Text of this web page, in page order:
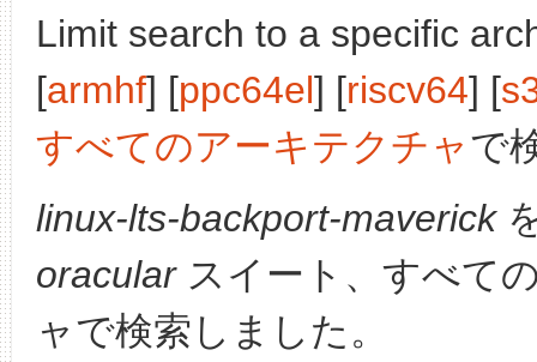
Limit search to a specific
[armhf] [ppc64el] [riscv64] [
すべてのアーキテクチャで
linux-lts-backport-maverick
oracularスイート、すべて
ャで検索しました。